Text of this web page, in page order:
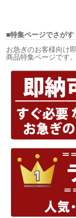
■特集ページでさがす
お急ぎのお客様向け
商品特集ページです。